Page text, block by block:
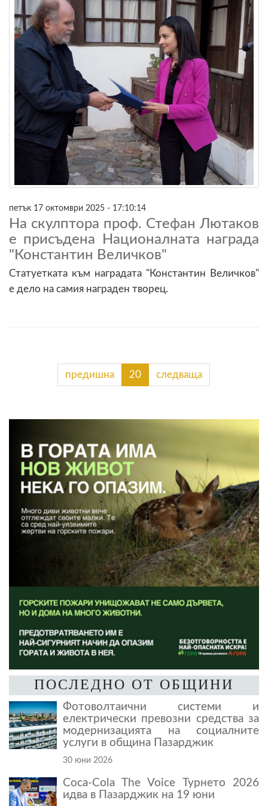
петък 17 октомври 2025 - 17:10:14
На скулптора проф. Стефан Лютаков
е присъдена Националната награда
"Константин Величков"
Статуетката към наградата "Константин Величков"
е дело на самия награден творец.
предишна 20 следваща
ПОСЛЕДНО ОТ ОБЩИНИ
Фотоволтаични системи и
електрически превозни средства за
модернизацията на социалните
услуги в община Пазарджик
30 юни 2026
Coca-Cola The Voice Турнето 2026
идва в Пазарджик на 19 юни